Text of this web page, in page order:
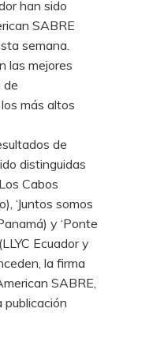
han sido
SABRE
semana.
las mejores
de
más altos
de
distinguidas
Cabos
‘Juntos somos
y ‘Ponte
Ecuador y
la firma
SABRE,